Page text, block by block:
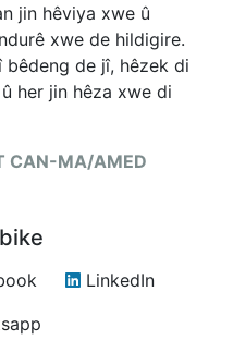
jin hêviya xwe û
xwe de hildigire.
bêdeng de jî, hêzek di
her jin hêza xwe di
CAN-MA/AMED
LinkedIn